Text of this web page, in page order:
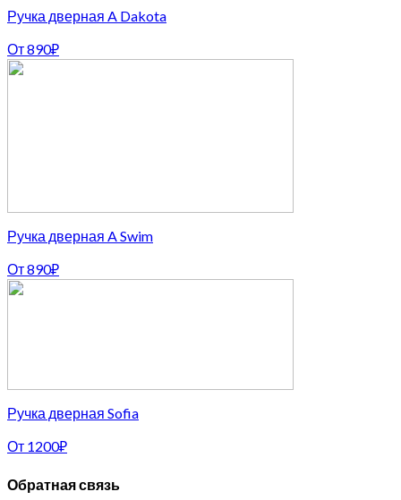
Ручка дверная A Dakota
От890₽
Ручка дверная A Swim
От890₽
Ручка дверная Sofia
От 1200₽
Обратная связь